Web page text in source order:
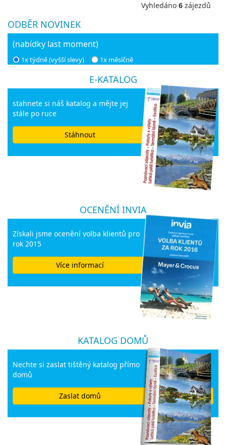
Vyhledáno 6 zájezdů
ODBĚR NOVINEK
(nabídky last moment)
1x týdně (vyšší slevy) 1x měsíčně
E-KATALOG
stahnete si náš katalog a mějte jej
stále po ruce
Stáhnout
OCENĚNÍ INVIA
Získali jsme ocenění volba klientů pro
rok 2015
Více informací
KATALOG DOMŮ
Nechte si zaslat tištěný katalog přímo
domů
Zaslat domů